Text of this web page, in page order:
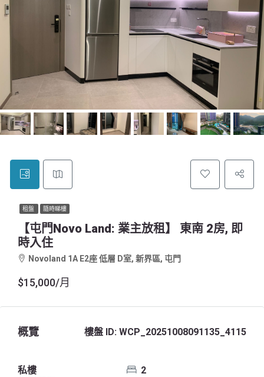
租盤 隨時睇樓
【屯門Novo Land: 業主放租】 東南 2房, 即
時入住
Novoland 1A E2座 低層 D室, 新界區, 屯門
$15,000/月
概覽 樓盤 ID: WCP_20251008091135_4115
私樓
2